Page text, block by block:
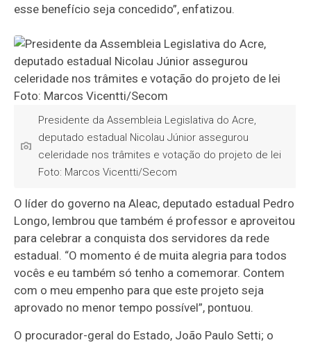
esse benefício seja concedido”, enfatizou.
Presidente da Assembleia Legislativa do Acre,
deputado estadual Nicolau Júnior assegurou
celeridade nos trâmites e votação do projeto de lei
Foto: Marcos Vicentti/Secom
O líder do governo na Aleac, deputado estadual Pedro
Longo, lembrou que também é professor e aproveitou
para celebrar a conquista dos servidores da rede
estadual. “O momento é de muita alegria para todos
vocês e eu também só tenho a comemorar. Contem
com o meu empenho para que este projeto seja
aprovado no menor tempo possível”, pontuou.
O procurador-geral do Estado, João Paulo Setti; o